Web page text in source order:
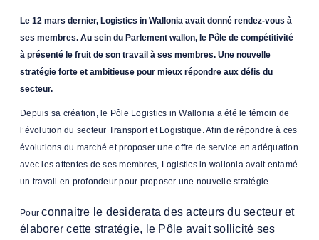
Le 12 mars dernier, Logistics in Wallonia avait donné rendez-vous à
ses membres. Au sein du Parlement wallon, le Pôle de compétitivité
à présenté le fruit de son travail à ses membres. Une nouvelle
stratégie forte et ambitieuse pour mieux répondre aux défis du
secteur.
Depuis sa création, le Pôle Logistics in Wallonia a été le témoin de
l’évolution du secteur Transport et Logistique. Afin de répondre à ces
évolutions du marché et proposer une offre de service en adéquation
avec les attentes de ses membres, Logistics in wallonia avait entamé
un travail en profondeur pour proposer une nouvelle stratégie.
Pourconnaitre le desiderata des acteurs du secteur et
élaborer cette stratégie, le Pôle avait sollicité ses